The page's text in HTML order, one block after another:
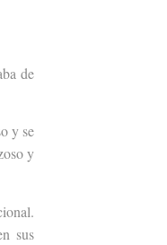
de
y se
y
sus